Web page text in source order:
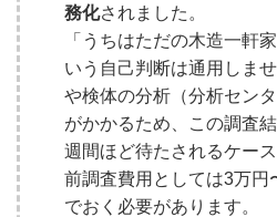
務化されました。
「うちはただの木造一軒
いう自己判断は通用しま
や検体の分析（分析セン
がかかるため、この調査
週間ほど待たされるケー
前調査費用としては3万円
でおく必要があります。